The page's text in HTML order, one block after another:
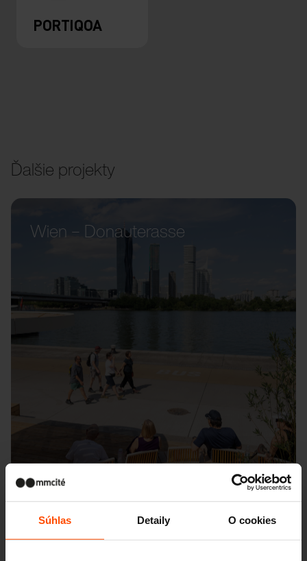
Súhlas Detaily O cookies
PORTIQOA
Ďalšie projekty
Wien – Donauterasse